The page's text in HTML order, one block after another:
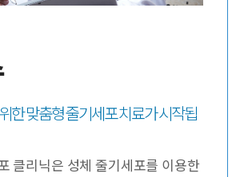
한 맞춤형 줄기세포 치료가 시작됩
클리닉은 성체 줄기세포를 이용한